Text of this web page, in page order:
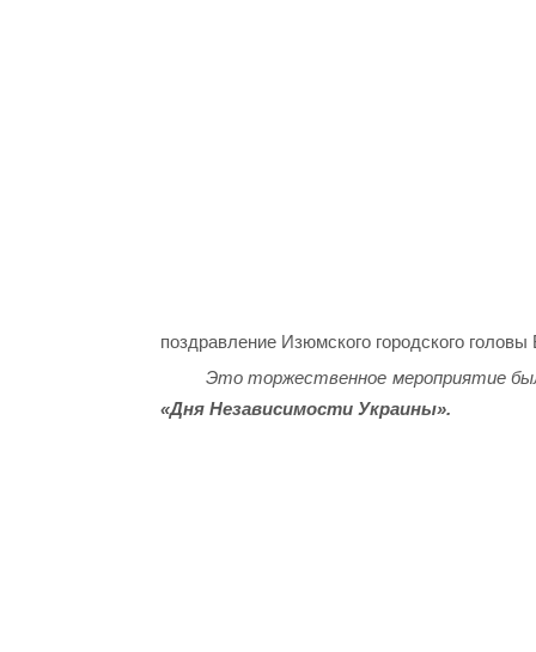
поздравление Изюмского городского
Это торжественное мероприятие
«Дня Независимости Украины».